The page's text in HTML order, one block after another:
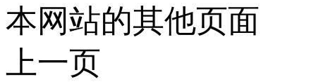
本网站的其他页面
上一页